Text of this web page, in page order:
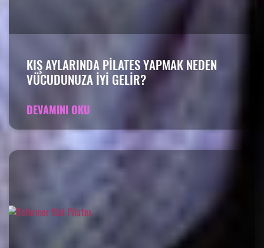
KIŞ AYLARINDA PILATES YAPMAK NEDEN
VÜCUDUNUZA IYI GELIR?
DEVAMINI OKU